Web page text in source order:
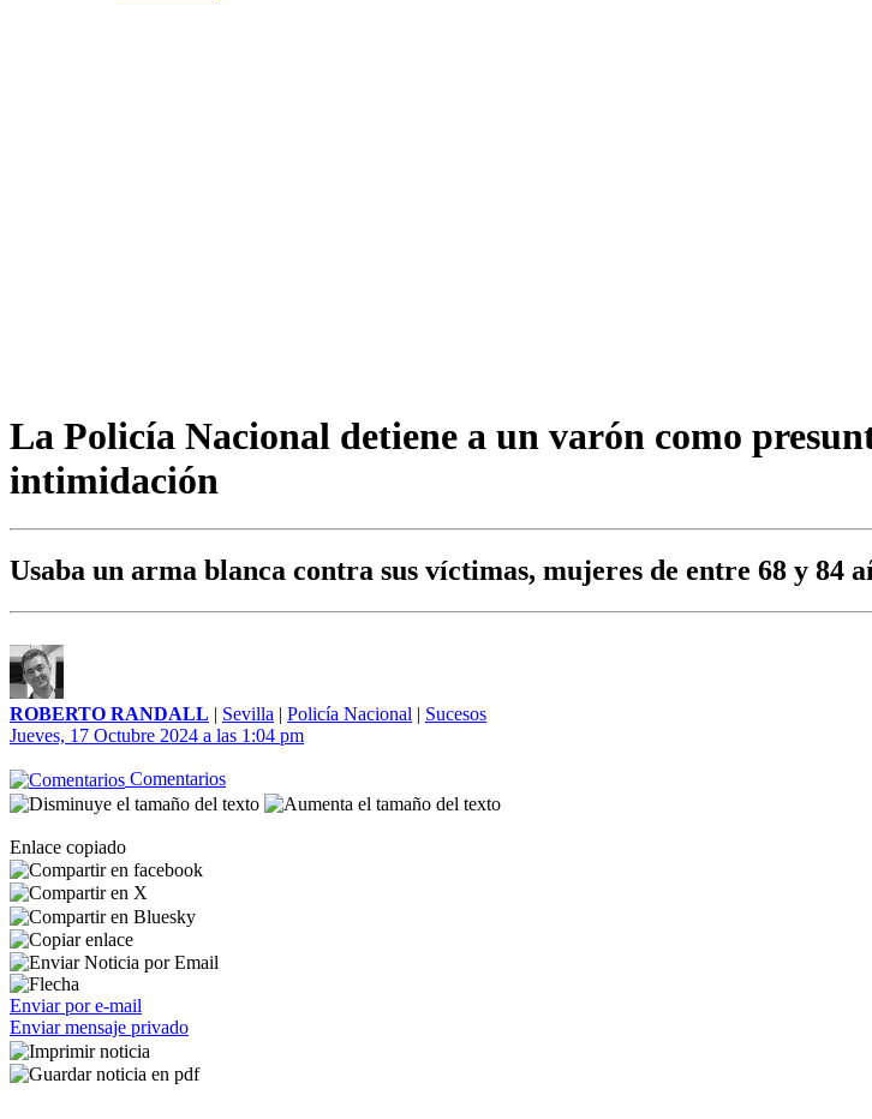
La Policía Nacional detiene a un varón como
intimidación
Usaba un arma blanca contra sus víctimas, mujeres de entre 68 y 84
ROBERTO RANDALL | Sevilla | Policía Nacional | Sucesos
Jueves, 17 Octubre 2024 a las 1:04 pm
Comentarios
Enlace copiado
Enviar por e-mail
Enviar mensaje privado